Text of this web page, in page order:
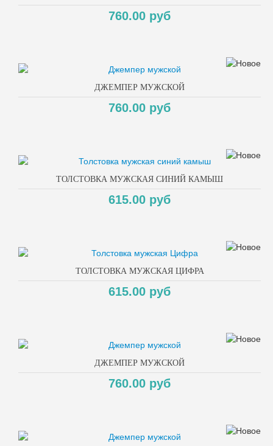
760.00 руб
ДЖЕМПЕР МУЖСКОЙ
760.00 руб
ТОЛСТОВКА МУЖСКАЯ СИНИЙ КАМЫШ
615.00 руб
ТОЛСТОВКА МУЖСКАЯ ЦИФРА
615.00 руб
ДЖЕМПЕР МУЖСКОЙ
760.00 руб